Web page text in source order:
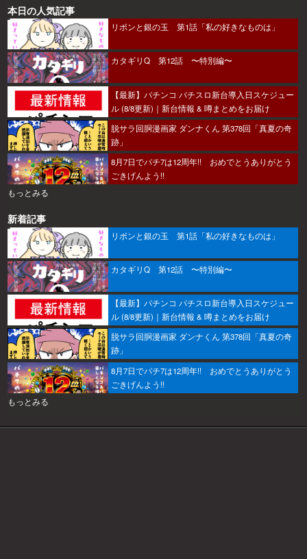
本日の人気記事
リボンと銀の玉 第1話「私の好きなものは」
カタギリQ 第12話 〜特別編〜
【最新】パチンコ パチスロ新台導入日スケジュー
ル (8/8更新)｜新台情報 & 噂まとめをお届け
脱サラ回胴漫画家 ダンナくん 第378回「真夏の奇
跡」
8月7日でパチ7は12周年!! おめでとうありがとう
ごきげんよう!!
もっとみる
新着記事
リボンと銀の玉 第1話「私の好きなものは」
カタギリQ 第12話 〜特別編〜
【最新】パチンコ パチスロ新台導入日スケジュー
ル (8/8更新)｜新台情報 & 噂まとめをお届け
脱サラ回胴漫画家 ダンナくん 第378回「真夏の奇
跡」
8月7日でパチ7は12周年!! おめでとうありがとう
ごきげんよう!!
もっとみる